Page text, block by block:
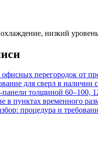
низкий
перегородок от
для сверл в наличии
панели толщиной 60–100,
в пунктах временного
процедура и